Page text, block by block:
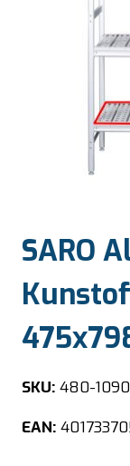
SARO
SKU: 480-1090
EAN: